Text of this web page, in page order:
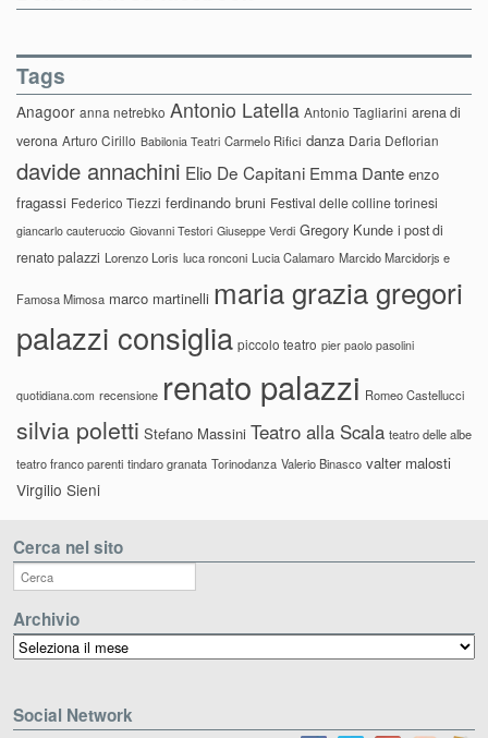
Tags
Anagoor anna netrebko Antonio Latella Antonio Tagliarini arena di
verona Arturo Cirillo Babilonia Teatri Carmelo Rifici danza Daria Deflorian
davide annachini Elio De Capitani Emma Dante enzo
fragassi Federico Tiezzi ferdinando bruni Festival delle colline torinesi
giancarlo cauteruccio Giovanni Testori Giuseppe Verdi Gregory Kunde i post di
renato palazzi Lorenzo Loris luca ronconi Lucia Calamaro Marcido Marcidorjs e
Famosa Mimosa marco martinelli maria grazia gregori
palazzi consiglia piccolo teatro pier paolo pasolini
quotidiana.com recensione renato palazzi Romeo Castellucci
silvia poletti Stefano Massini Teatro alla Scala teatro delle albe
teatro franco parenti tindaro granata Torinodanza Valerio Binasco valter malosti
Virgilio Sieni
Cerca nel sito
Archivio
Archivio
Social Network